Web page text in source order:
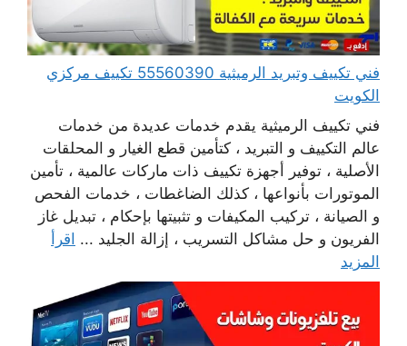
فني تكييف وتبريد الرميثية 55560390 تكييف مركزي
الكويت
فني تكييف الرميثية يقدم خدمات عديدة من خدمات
عالم التكييف و التبريد ، كتأمين قطع الغيار و المحلقات
الأصلية ، توفير أجهزة تكييف ذات ماركات عالمية ، تأمين
الموتورات بأنواعها ، كذلك الضاغطات ، خدمات الفحص
و الصيانة ، تركيب المكيفات و تثبيتها بإحكام ، تبديل غاز
الفريون و حل مشاكل التسريب ، إزالة الجليد ... اقرأ
المزيد